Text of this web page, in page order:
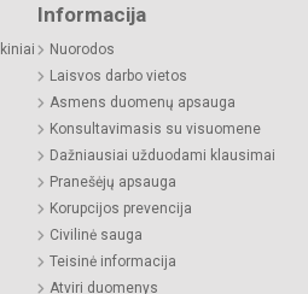
Informacija
Nuorodos
Laisvos darbo vietos
Asmens duomenų apsauga
Konsultavimasis su visuomene
Dažniausiai užduodami klausimai
Pranešėjų apsauga
Korupcijos prevencija
Civilinė sauga
Teisinė informacija
Atviri duomenys